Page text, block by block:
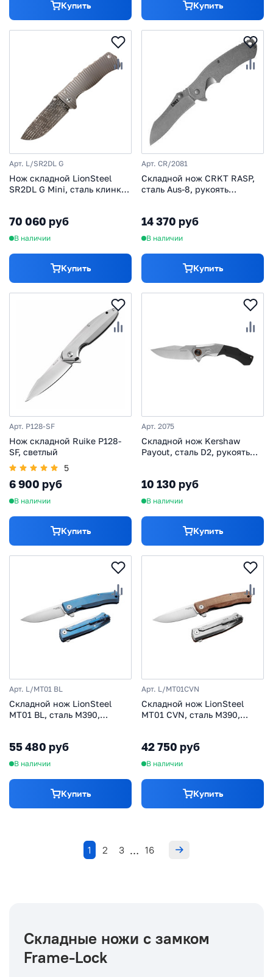
Купить Купить
Арт. L/SR2DL G
Нож складной LionSteel
SR2DL G Mini, сталь клинка
Pattern, рукоять титан по
технологии Solid®, серый
70 060 руб
В наличии
Купить
Арт. CR/2081
Складной нож CRKT RASP,
сталь Aus-8, рукоять
14 370 руб
В наличии
Купить
Арт. P128-SF
Нож складной Ruike P128-
SF, светлый
5
6 900 руб
В наличии
Купить
Арт. 2075
Складной нож Kershaw
Payout, сталь D2, рукоять
10 130 руб
В наличии
Купить
Арт. L/MT01 BL
Складной нож LionSteel
MT01 BL, сталь M390,
55 480 руб
В наличии
Купить
Арт. L/MT01CVN
Складной нож LionSteel
MT01 CVN, сталь M390,
42 750 руб
В наличии
Купить
1 2 3 … 16
Складные ножи с замком
Frame-Lock